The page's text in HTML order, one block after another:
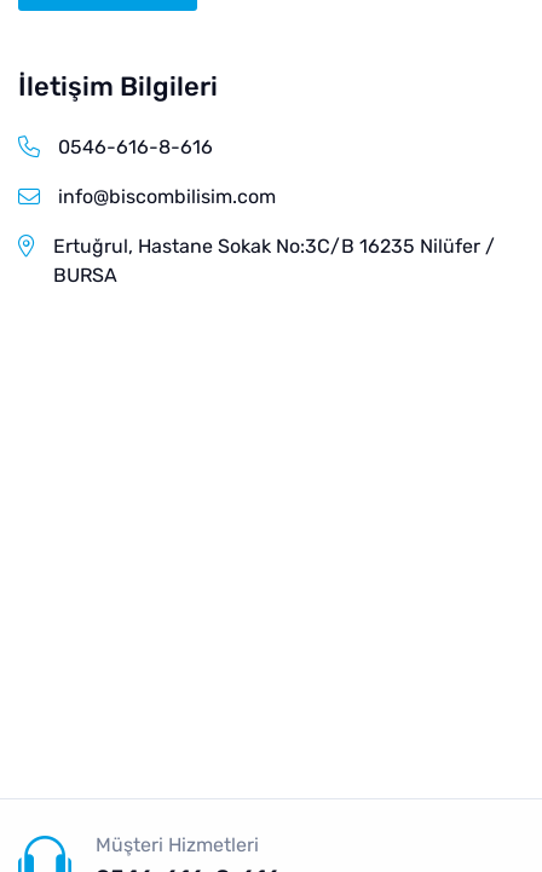
İletişim Bilgileri
0546-616-8-616
info@biscombilisim.com
Ertuğrul, Hastane Sokak No:3C/B 16235 Ni̇lüfer /
BURSA
Müşteri Hizmetleri